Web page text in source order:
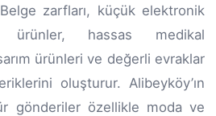
zarfları, küçük elektronik
ürünler, hassas medikal
ürünleri ve değerli evraklar
oluşturur. Alibeyköy’ın
gönderiler özellikle moda ve